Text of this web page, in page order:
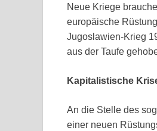
Neue Kriege
europäische
Jugoslawien-Krieg
aus der Taufe
Kapitalistische
An die Stelle des
einer neuen